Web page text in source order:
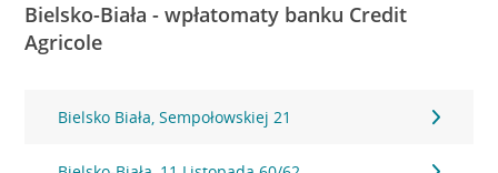
Bielsko-Biała - wpłatomaty banku Credit
Agricole
Bielsko Biała, Sempołowskiej 21